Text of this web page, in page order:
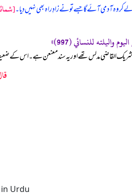
وہ آدمی آئے گا جسے تو نے زادِ راہ بھی نہیں دیا۔
مدلس تھے اور یہ سند معنعن ہے۔ اس کے ضعیف
Urdu